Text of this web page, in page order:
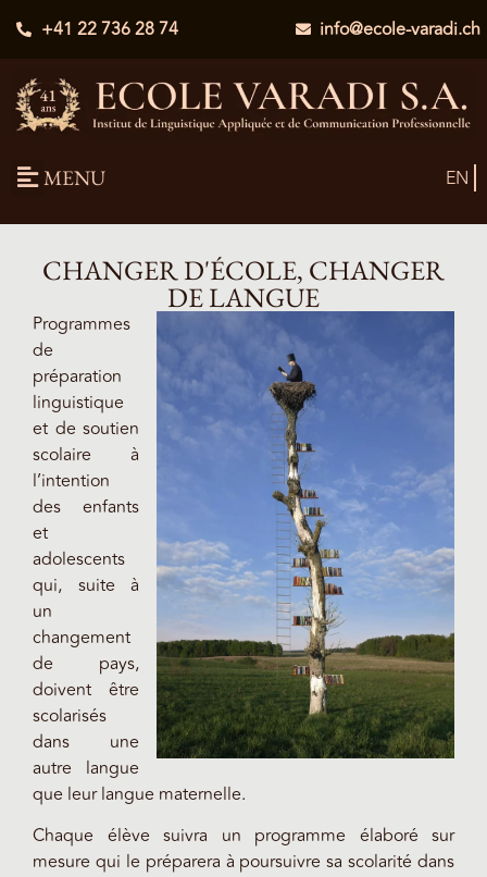
+41 22 736 28 74 info@ecole-varadi.ch
MENU EN
CHANGER D'ÉCOLE, CHANGER
DE LANGUE
Programmes
de
préparation
linguistique
et de soutien
scolaire à
l’intention
des enfants
et
adolescents
qui, suite à
un
changement
de pays,
doivent être
scolarisés
dans une
autre langue
que leur langue maternelle.
Chaque élève suivra un programme élaboré sur
mesure qui le préparera à poursuivre sa scolarité dans